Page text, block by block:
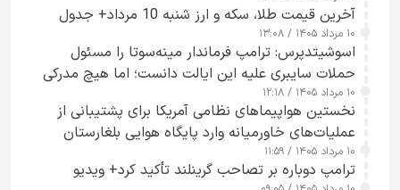
آخرین قیمت طلا، سکه و ارز شنبه 10 مرداد+ جدول
۱۰ مرداد ۱۴۰۵ / ۱۳:۰۸
اسوشیتدپرس: ترامپ فرماندار مینه‌سوتا را مسئول
حملات سایبری علیه این ایالت دانست؛ اما هیچ مدرکی
ارائه نکرد
۱۰ مرداد ۱۴۰۵ / ۱۲:۱۸
نخستین هواپیماهای نظامی آمریکا برای پشتیبانی از
عملیات‌های خاورمیانه وارد پایگاه هوایی بلغارستان
شدند
۱۰ مرداد ۱۴۰۵ / ۱۱:۵۹
ترامپ دوباره بر تصاحب گرینلند تأکید کرد+ ویدیو